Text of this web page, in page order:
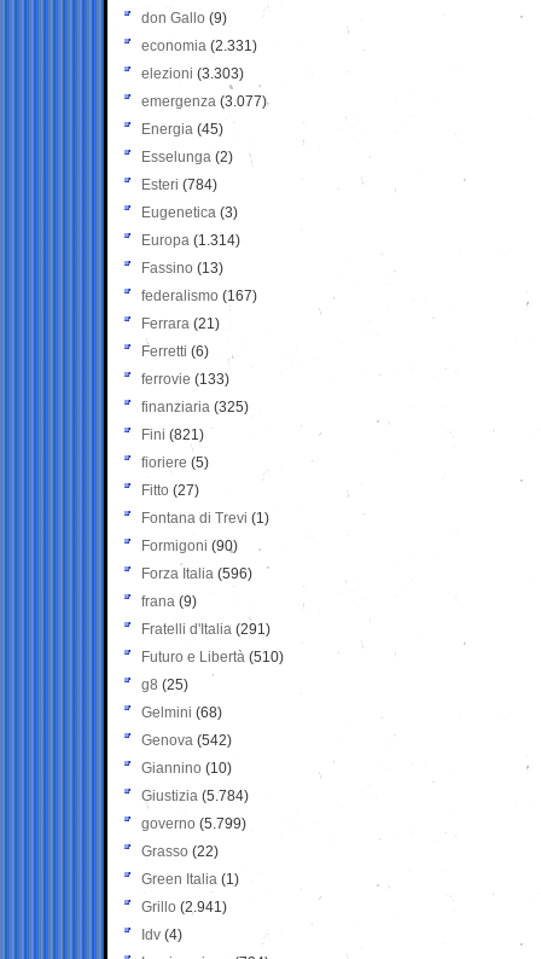
don Gallo (9)
economia (2.331)
elezioni (3.303)
emergenza (3.077)
Energia (45)
Esselunga (2)
Esteri (784)
Eugenetica (3)
Europa (1.314)
Fassino (13)
federalismo (167)
Ferrara (21)
Ferretti (6)
ferrovie (133)
finanziaria (325)
Fini (821)
fioriere (5)
Fitto (27)
Fontana di Trevi (1)
Formigoni (90)
Forza Italia (596)
frana (9)
Fratelli d'Italia (291)
Futuro e Libertà (510)
g8 (25)
Gelmini (68)
Genova (542)
Giannino (10)
Giustizia (5.784)
governo (5.799)
Grasso (22)
Green Italia (1)
Grillo (2.941)
Idv (4)